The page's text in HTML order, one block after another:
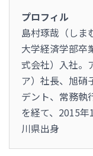
プロフィル
島村琢哉（し
大学経済学部卒
式会社）入社。
ア）社長、旭硝
デント、常務執
を経て、2015
川県出身